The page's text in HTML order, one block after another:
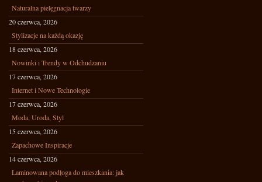
Naturalna pielęgnacja twarzy
20 czerwca, 2026
Stylizacje na każdą okazję
18 czerwca, 2026
Nowinki i Trendy w Odchudzaniu
17 czerwca, 2026
Internet i Nowe Technologie
17 czerwca, 2026
Moda, Uroda, Styl
15 czerwca, 2026
Zapachowe Inspiracje
14 czerwca, 2026
Laminowana podłoga do mieszkania: jak